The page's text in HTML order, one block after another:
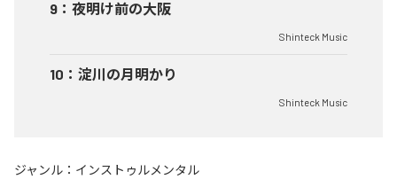
9 ： 夜明け前の大阪
Shinteck Music
10 ： 淀川の月明かり
Shinteck Music
ジャンル： インストゥルメンタル